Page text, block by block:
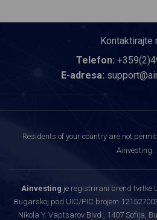
Kontaktirajte
Telefon:
E-adresa:
Residents of your country are not
Ainvesting.
Ainvesting je registrirani brend tvrtke
Bugarskoj pod UIC/PIC brojem
Nikola Y. Vaptsarov Blvd., 1407 Sofija,